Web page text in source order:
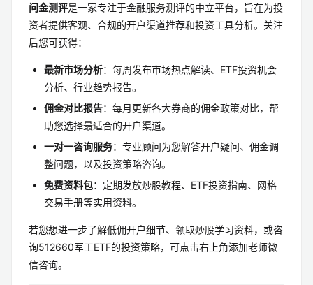
问金测评是一家专注于金融服务测评的中立平台，旨在为投
资者提供客观、合规的开户渠道推荐和投资工具分析。关注
后您可获得：
最新市场分析：每周发布市场热点解读、ETF投资机会
分析、行业趋势报告。
佣金对比报告：每月更新各大券商的佣金政策对比，帮
助您选择最适合的开户渠道。
一对一咨询服务：专业顾问为您解答开户疑问、佣金调
整问题，以及投资策略咨询。
免费资料包：定期发放炒股教程、ETF投资指南、网格
交易手册等实用资料。
若您想进一步了解低佣开户细节、领取炒股学习资料，或咨
询512660军工ETF的投资策略，可点击右上角添加老师微
信咨询。